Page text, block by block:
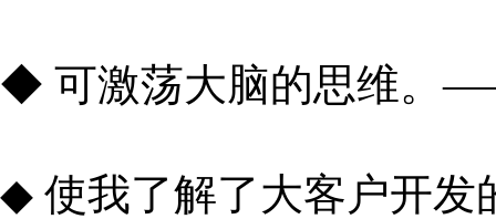
◆ 可激荡大脑的思维。
◆ 使我了解了大客户开